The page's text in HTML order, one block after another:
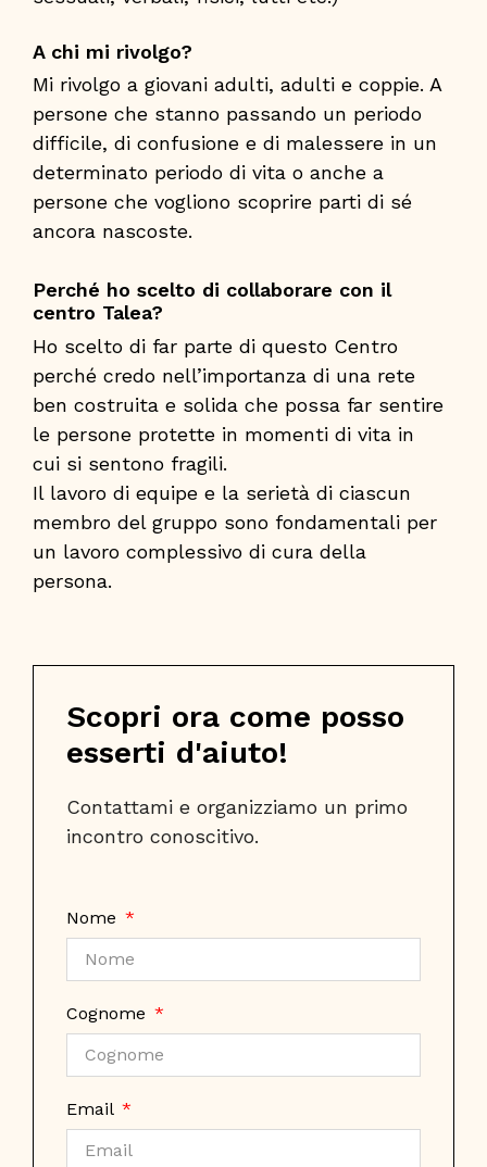
A chi mi rivolgo?
Mi rivolgo a giovani adulti, adulti e coppie. A
persone che stanno passando un periodo
difficile, di confusione e di malessere in un
determinato periodo di vita o anche a
persone che vogliono scoprire parti di sé
ancora nascoste.
Perché ho scelto di collaborare con il
centro Talea?
Ho scelto di far parte di questo Centro
perché credo nell’importanza di una rete
ben costruita e solida che possa far sentire
le persone protette in momenti di vita in
cui si sentono fragili.
Il lavoro di equipe e la serietà di ciascun
membro del gruppo sono fondamentali per
un lavoro complessivo di cura della
persona.
Scopri ora come posso
esserti d'aiuto!
Contattami e organizziamo un primo
incontro conoscitivo.
Nome
Cognome
Email